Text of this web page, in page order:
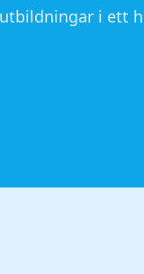
i ett